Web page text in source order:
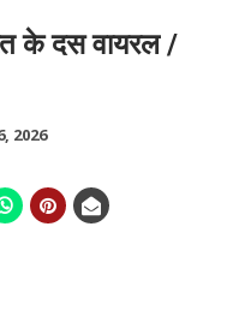
के दस वायरल /
2026